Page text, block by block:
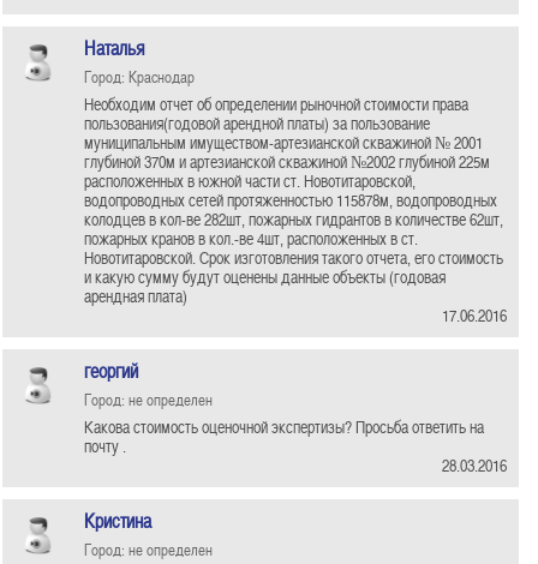
Наталья
Город: Краснодар
Необходим отчет об определении рыночной стоимости права
пользования(годовой арендной платы) за пользование
муниципальным имуществом-артезианской скважиной № 2001
глубиной 370м и артезианской скважиной №2002 глубиной 225м
расположенных в южной части ст. Новотитаровской,
водопроводных сетей протяженностью 115878м, водопроводных
колодцев в кол-ве 282шт, пожарных гидрантов в количестве 62шт,
пожарных кранов в кол.-ве 4шт, расположенных в ст.
Новотитаровской. Срок изготовления такого отчета, его стоимость
и какую сумму будут оценены данные объекты (годовая
арендная плата)
17.06.2016
георгий
Город: не определен
Какова стоимость оценочной экспертизы? Просьба ответить на
почту .
28.03.2016
Кристина
Город: не определен